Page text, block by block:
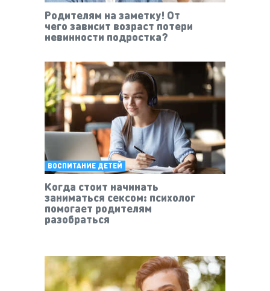
Родителям на заметку! От
чего зависит возраст потери
невинности подростка?
ВОСПИТАНИЕ ДЕТЕЙ
Когда стоит начинать
заниматься сексом: психолог
помогает родителям
разобраться